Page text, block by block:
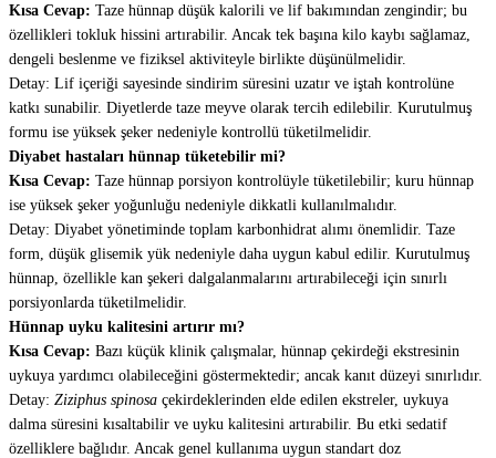
Kısa Cevap: Taze hünnap düşük kalorili ve lif bakımından zengindir; bu
özellikleri tokluk hissini artırabilir. Ancak tek başına kilo kaybı sağlamaz,
dengeli beslenme ve fiziksel aktiviteyle birlikte düşünülmelidir.
Detay: Lif içeriği sayesinde sindirim süresini uzatır ve iştah kontrolüne
katkı sunabilir. Diyetlerde taze meyve olarak tercih edilebilir. Kurutulmuş
formu ise yüksek şeker nedeniyle kontrollü tüketilmelidir.
Diyabet hastaları hünnap tüketebilir mi?
Kısa Cevap: Taze hünnap porsiyon kontrolüyle tüketilebilir; kuru hünnap
ise yüksek şeker yoğunluğu nedeniyle dikkatli kullanılmalıdır.
Detay: Diyabet yönetiminde toplam karbonhidrat alımı önemlidir. Taze
form, düşük glisemik yük nedeniyle daha uygun kabul edilir. Kurutulmuş
hünnap, özellikle kan şekeri dalgalanmalarını artırabileceği için sınırlı
porsiyonlarda tüketilmelidir.
Hünnap uyku kalitesini artırır mı?
Kısa Cevap: Bazı küçük klinik çalışmalar, hünnap çekirdeği ekstresinin
uykuya yardımcı olabileceğini göstermektedir; ancak kanıt düzeyi sınırlıdır.
Detay: Ziziphus spinosa çekirdeklerinden elde edilen ekstreler, uykuya
dalma süresini kısaltabilir ve uyku kalitesini artırabilir. Bu etki sedatif
özelliklere bağlıdır. Ancak genel kullanıma uygun standart doz